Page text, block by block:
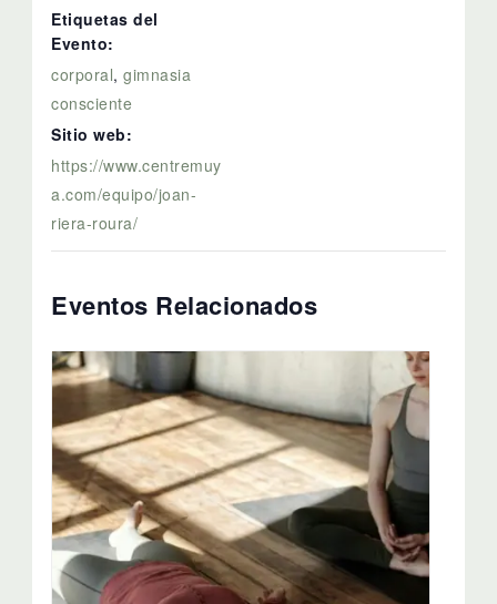
Etiquetas del
Evento:
corporal,gimnasia
consciente
Sitio web:
https://www.centremuy
a.com/equipo/joan-
riera-roura/
Eventos Relacionados